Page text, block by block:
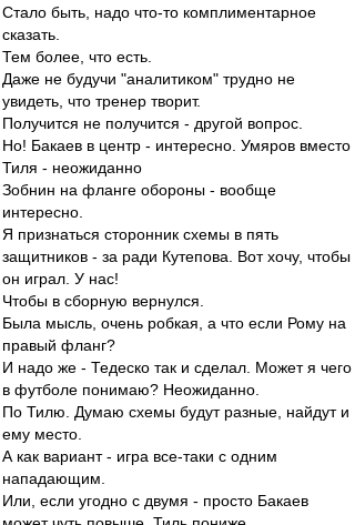
Стало быть, надо что-то комплиментарное
сказать.
Тем более, что есть.
Даже не будучи "аналитиком" трудно не
увидеть, что тренер творит.
Получится не получится - другой вопрос.
Но! Бакаев в центр - интересно. Умяров вместо
Тиля - неожиданно
Зобнин на фланге обороны - вообще
интересно.
Я признаться сторонник схемы в пять
защитников - за ради Кутепова. Вот хочу, чтобы
он играл. У нас!
Чтобы в сборную вернулся.
Была мысль, очень робкая, а что если Рому на
правый фланг?
И надо же - Тедеско так и сделал. Может я чего
в футболе понимаю? Неожиданно.
По Тилю. Думаю схемы будут разные, найдут и
ему место.
А как вариант - игра все-таки с одним
нападающим.
Или, если угодно с двумя - просто Бакаев